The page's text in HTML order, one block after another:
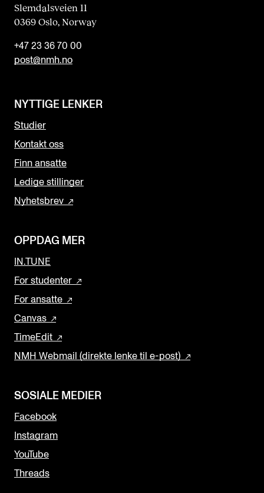
Slemdalsveien 11
0369 Oslo, Norway
+47 23 36 70 00
post@nmh.no
NYTTIGE LENKER
Studier
Kontakt oss
Finn ansatte
Ledige stillinger
Nyhetsbrev
OPPDAG MER
IN.TUNE
For studenter
For ansatte
Canvas
TimeEdit
NMH Webmail (direkte lenke til e-post)
SOSIALE MEDIER
Facebook
Instagram
YouTube
Threads